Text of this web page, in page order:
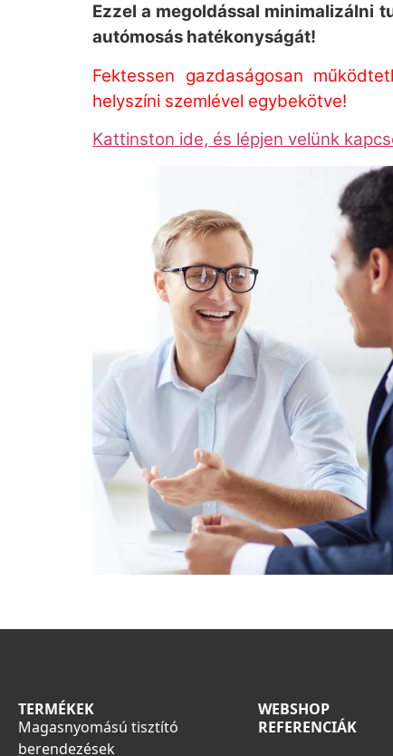
Ezzel a megoldással minimalizálni
autómosás hatékonyságát!
Fektessen gazdaságosan
helyszíni szemlével egybekötve!
Kattinston ide, és lépjen velünk
TERMÉKEK
Magasnyomású tisztító
berendezések
WEBSHOP
REFERENCIÁK